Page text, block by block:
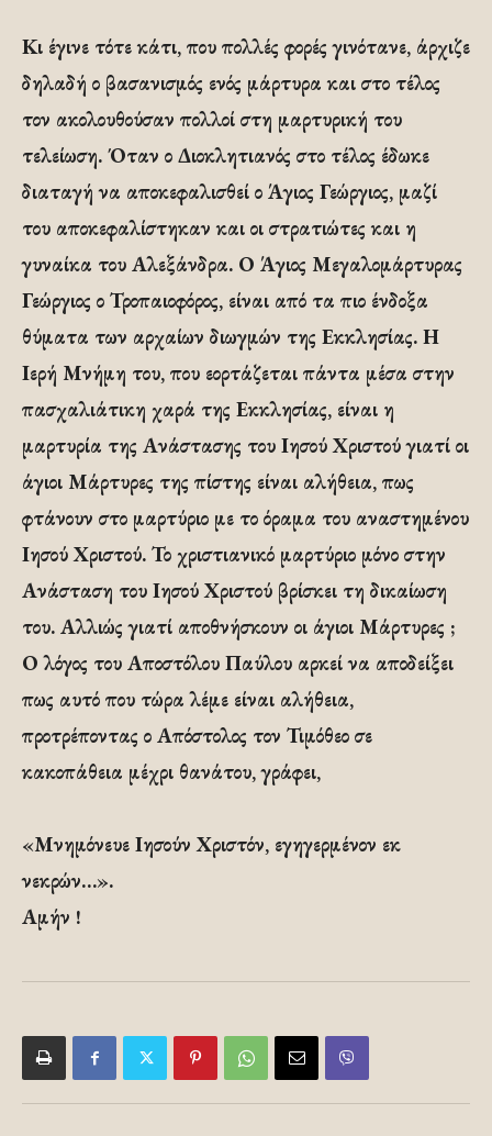
Κι έγινε τότε κάτι, που πολλές φορές γινότανε, άρχιζε
δηλαδή ο βασανισμός ενός μάρτυρα και στο τέλος
τον ακολουθούσαν πολλοί στη μαρτυρική του
τελείωση. Όταν ο Διοκλητιανός στο τέλος έδωκε
διαταγή να αποκεφαλισθεί ο Άγιος Γεώργιος, μαζί
του αποκεφαλίστηκαν και οι στρατιώτες και η
γυναίκα του Αλεξάνδρα. Ο Άγιος Μεγαλομάρτυρας
Γεώργιος ο Τροπαιοφόρος, είναι από τα πιο ένδοξα
θύματα των αρχαίων διωγμών της Εκκλησίας. Η
Ιερή Μνήμη του, που εορτάζεται πάντα μέσα στην
πασχαλιάτικη χαρά της Εκκλησίας, είναι η
μαρτυρία της Ανάστασης του Ιησού Χριστού γιατί οι
άγιοι Μάρτυρες της πίστης είναι αλήθεια, πως
φτάνουν στο μαρτύριο με το όραμα του αναστημένου
Ιησού Χριστού. Το χριστιανικό μαρτύριο μόνο στην
Ανάσταση του Ιησού Χριστού βρίσκει τη δικαίωση
του. Αλλιώς γιατί αποθνήσκουν οι άγιοι Μάρτυρες ;
Ο λόγος του Αποστόλου Παύλου αρκεί να αποδείξει
πως αυτό που τώρα λέμε είναι αλήθεια,
προτρέποντας ο Απόστολος τον Τιμόθεο σε
κακοπάθεια μέχρι θανάτου, γράφει,
«Μνημόνευε Ιησούν Χριστόν, εγηγερμένον εκ
νεκρών…».
Αμήν !